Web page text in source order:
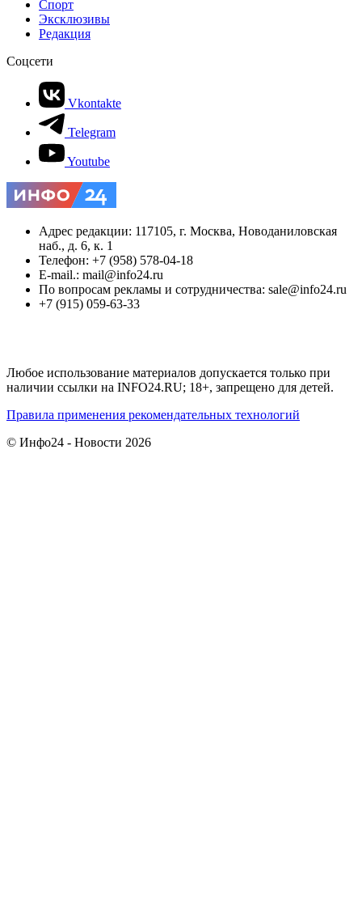
Спорт
Эксклюзивы
Редакция
Соцсети
Vkontakte
Telegram
Youtube
Адрес редакции: 117105, г. Москва, Новоданиловская
наб., д. 6, к. 1
Телефон: +7 (958) 578-04-18
E-mail.: mail@info24.ru
По вопросам рекламы и сотрудничества: sale@info24.ru
+7 (915) 059-63-33
Любое использование материалов допускается только при
наличии ссылки на INFO24.RU; 18+, запрещено для детей.
Правила применения рекомендательных технологий
© Инфо24 - Новости 2026